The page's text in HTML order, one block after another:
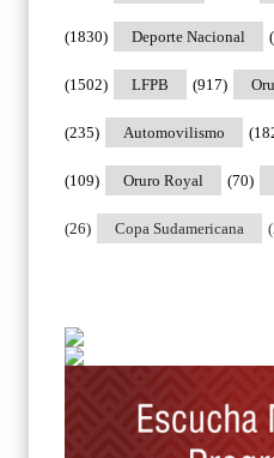
Deporte Nacional
(1830)
LFPB
(1502) (917)
Automovilismo
(235)
Oruro Royal
(109) (70)
Copa Sudamericana
(26)